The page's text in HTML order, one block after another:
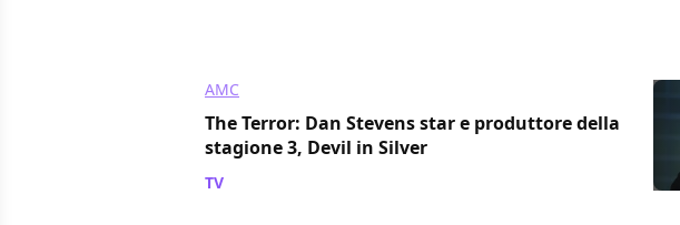
AMC
The Terror: Dan Stevens star e produttore della
stagione 3, Devil in Silver
TV